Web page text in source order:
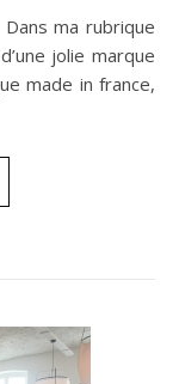
jolie marque
made in france,